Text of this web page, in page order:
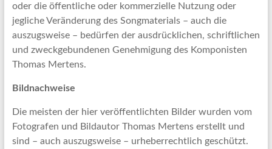
oder die öffentliche oder kommerzielle Nutzung oder
jegliche Veränderung des Songmaterials – auch die
auszugsweise – bedürfen der ausdrücklichen, schriftlichen
und zweckgebundenen Genehmigung des Komponisten
Thomas Mertens.
Bildnachweise
Die meisten der hier veröffentlichten Bilder wurden vom
Fotografen und Bildautor Thomas Mertens erstellt und
sind – auch auszugsweise – urheberrechtlich geschützt.